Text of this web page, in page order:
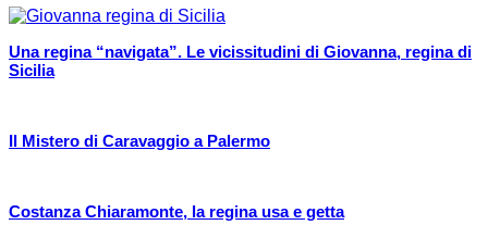
Una regina “navigata”. Le vicissitudini di Giovanna, regina di
Sicilia
Il Mistero di Caravaggio a Palermo
Costanza Chiaramonte, la regina usa e getta